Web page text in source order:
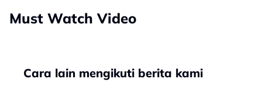
Must Watch Video
Cara lain mengikuti berita kami